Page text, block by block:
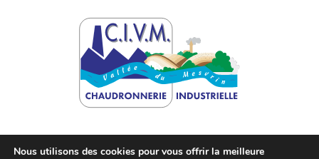
Nous utilisons des cookies pour vous offrir la meilleure